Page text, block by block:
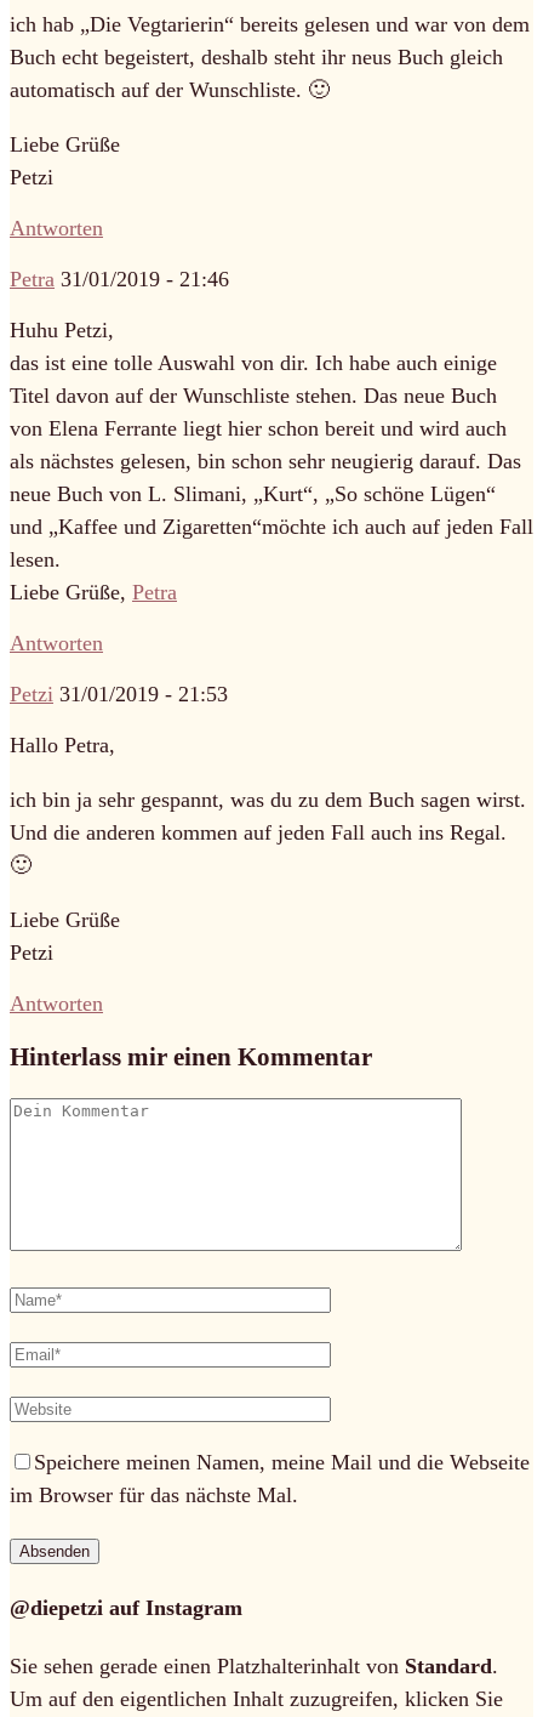
ich hab „Die Vegtarierin“ bereits gelesen und war von dem
Buch echt begeistert, deshalb steht ihr neus Buch gleich
automatisch auf der Wunschliste. 🙂
Liebe Grüße
Petzi
Antworten
Petra 31/01/2019 - 21:46
Huhu Petzi,
das ist eine tolle Auswahl von dir. Ich habe auch einige
Titel davon auf der Wunschliste stehen. Das neue Buch
von Elena Ferrante liegt hier schon bereit und wird auch
als nächstes gelesen, bin schon sehr neugierig darauf. Das
neue Buch von L. Slimani, „Kurt“, „So schöne Lügen“
und „Kaffee und Zigaretten“möchte ich auch auf jeden Fall
lesen.
Liebe Grüße, Petra
Antworten
Petzi 31/01/2019 - 21:53
Hallo Petra,
ich bin ja sehr gespannt, was du zu dem Buch sagen wirst.
Und die anderen kommen auf jeden Fall auch ins Regal.
🙂
Liebe Grüße
Petzi
Antworten
Hinterlass mir einen Kommentar
Speichere meinen Namen, meine Mail und die Webseite
im Browser für das nächste Mal.
@diepetzi auf Instagram
Sie sehen gerade einen Platzhalterinhalt von Standard.
Um auf den eigentlichen Inhalt zuzugreifen, klicken Sie